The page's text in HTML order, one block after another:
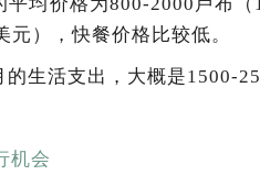
），快餐价格比较低。
生活支出，大概是1500-
机会